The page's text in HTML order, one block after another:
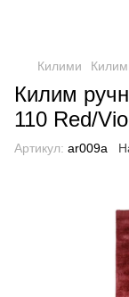
Килими
Килим
110 Red/
Артикул: ar009a